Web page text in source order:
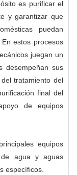
es purificar el
y garantizar que
puedan
estos procesos
juegan un
desempeñan sus
tratamiento del
final del
de equipos
equipos
de agua y aguas
específicos.